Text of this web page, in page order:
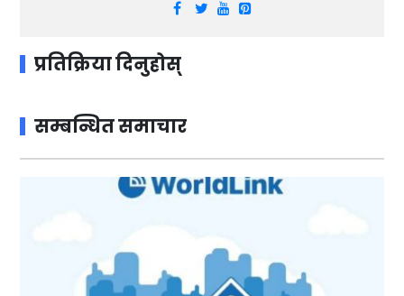
प्रतिक्रिया दिनुहोस्
सम्बन्धित समाचार